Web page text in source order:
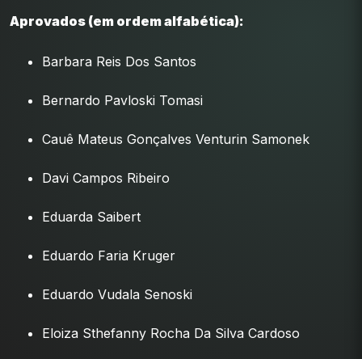
Aprovados (em ordem alfabética):
Barbara Reis Dos Santos
Bernardo Pavloski Tomasi
Cauê Mateus Gonçalves Venturin Samonek
Davi Campos Ribeiro
Eduarda Saibert
Eduardo Faria Kruger
Eduardo Vudala Senoski
Eloiza Sthefanny Rocha Da Silva Cardoso